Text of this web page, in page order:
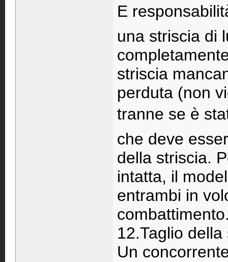
E
una striscia di
striscia
perduta (non
tranne se è
che deve
della striscia.
intatta, il
entrambi in
12.Taglio della
Un